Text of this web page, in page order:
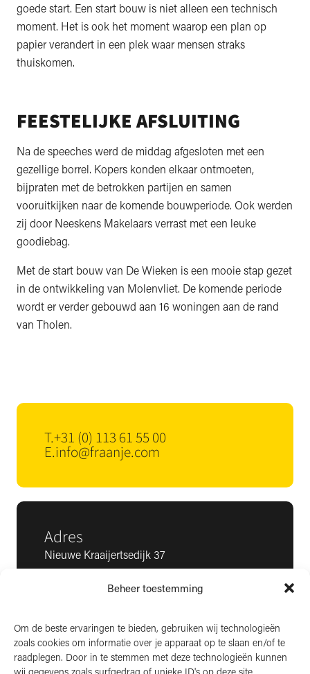
Beheer toestemming
Om de beste ervaringen te bieden, gebruiken wij technologieën
zoals cookies om informatie over je apparaat op te slaan en/of te
raadplegen. Door in te stemmen met deze technologieën kunnen
goede start. Een start bouw is niet alleen een technisch
moment. Het is ook het moment waarop een plan op
papier verandert in een plek waar mensen straks
thuiskomen.
FEESTELIJKE AFSLUITING
Na de speeches werd de middag afgesloten met een
gezellige borrel. Kopers konden elkaar ontmoeten,
bijpraten met de betrokken partijen en samen
vooruitkijken naar de komende bouwperiode. Ook werden
zij door Neeskens Makelaars verrast met een leuke
goodiebag.
Met de start bouw van De Wieken is een mooie stap gezet
in de ontwikkeling van Molenvliet. De komende periode
wordt er verder gebouwd aan 16 woningen aan de rand
van Tholen.
T.+31 (0) 113 61 55 00
E.info@fraanje.com
Adres
Nieuwe Kraaijertsedijk 37
4458 NK ’s-Heer Arendskerke
BTW: NL006850807
LinkedIn